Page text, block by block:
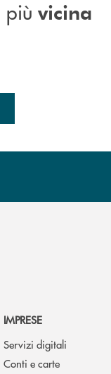
più vicina
IMPRESE
Servizi digitali
Conti e carte